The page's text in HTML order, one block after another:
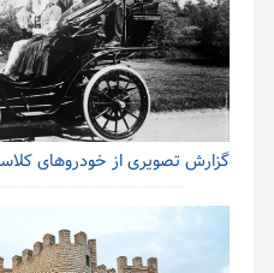
گزارش تصویری از خودروهای